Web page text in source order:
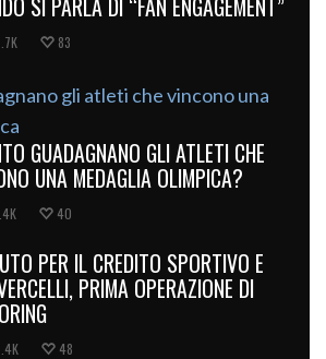
83
GUADAGNANO GLI ATLETI CHE
UNA MEDAGLIA OLIMPICA?
40
PER IL CREDITO SPORTIVO E
PRIMA OPERAZIONE DI
48